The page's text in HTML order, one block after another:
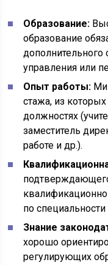
Образование:
образование
дополнительного
управления или
Опыт работы:
стажа, из
должностях
заместитель
работе и др.).
по
Знание
хорошо
регулирующих